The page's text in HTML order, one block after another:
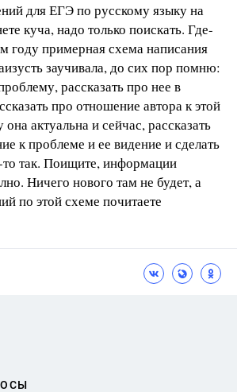
для ЕГЭ по русскому языку на
куча, надо только поискать. Где-
году примерная схема написания
заучивала, до сих пор помню:
рассказать про нее в
про отношение автора к этой
актуальна и сейчас, рассказать
к проблеме и ее видение и сделать
так. Поищите, информации
Ничего нового там не будет, а
по этой схеме почитаете